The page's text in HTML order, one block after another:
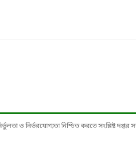
ও নির্ভরযোগ্যতা নিশ্চিত করতে সংশ্লিষ্ট দপ্তর